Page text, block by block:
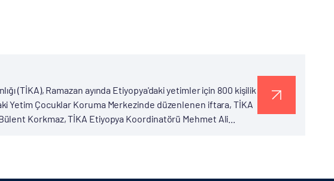
(TİKA), Ramazan ayında Etiyopya'daki yetimler için 800 kişilik
Yetim Çocuklar Koruma Merkezinde düzenlenen iftara, TİKA
Korkmaz, TİKA Etiyopya Koordinatörü Mehmet Ali...